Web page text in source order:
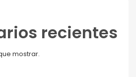
recientes
mostrar.